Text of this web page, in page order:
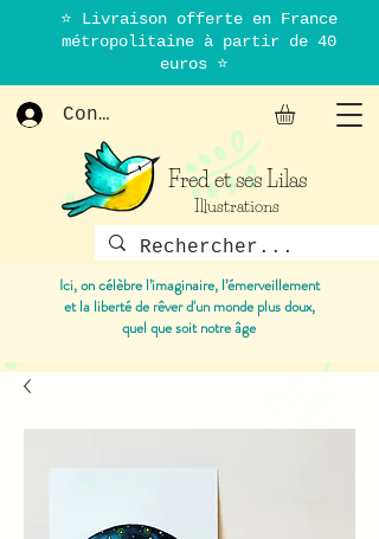
⭐ Livraison offerte en France
métropolitaine à partir de 40
euros ⭐
Connexion
Fred et ses Lilas
Illustrations
Ici, on célèbre l’imaginaire, l’émerveillement
et la liberté de rêver d'un monde plus doux,
quel que soit notre âge